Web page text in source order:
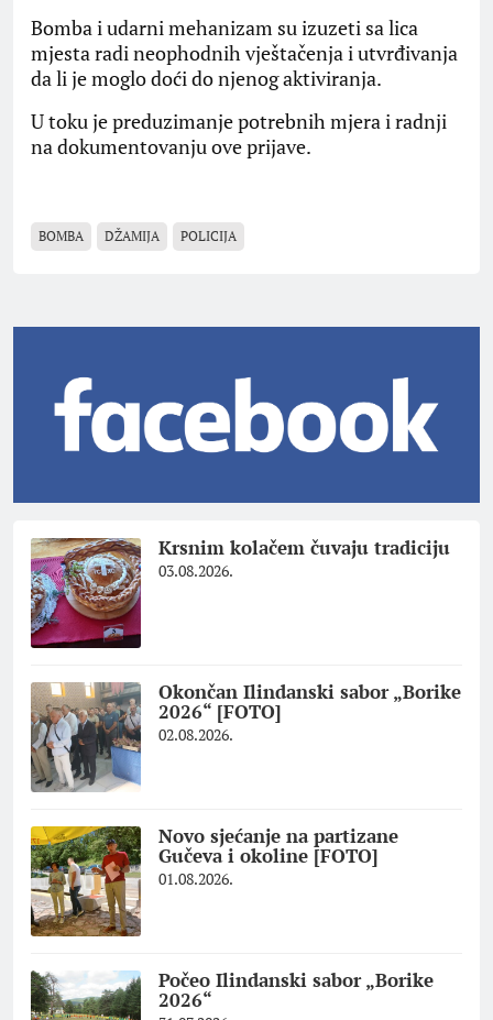
Bomba i udarni mehanizam su izuzeti sa lica
mjesta radi neophodnih vještačenja i utvrđivanja
da li je moglo doći do njenog aktiviranja.
U toku je preduzimanje potrebnih mjera i radnji
na dokumentovanju ove prijave.
BOMBA DŽAMIJA POLICIJA
Krsnim kolačem čuvaju tradiciju
03.08.2026.
Okončan Ilindanski sabor „Borike
2026“ [FOTO]
02.08.2026.
Novo sjećanje na partizane
Gučeva i okoline [FOTO]
01.08.2026.
Počeo Ilindanski sabor „Borike
2026“